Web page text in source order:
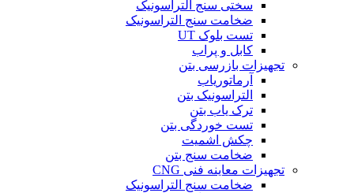
سختی سنج التراسونیک
ضخامت سنج التراسونیک
تست بلوک UT
کابل و پراب
تجهیزات بازرسی بتن
آرماتوریاب
التراسونیک بتن
ترک یاب بتن
تست خوردگی بتن
چکش اشمیت
ضخامت سنج بتن
تجهیزات معاینه فنی CNG
ضخامت سنج التراسونیک